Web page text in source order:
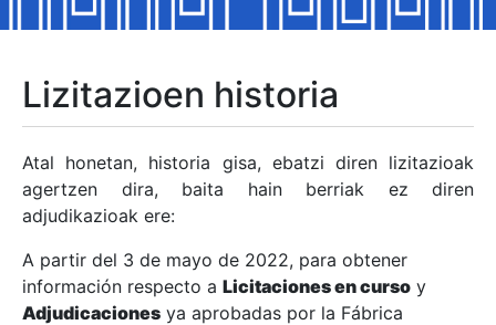
Erakutsi/Ezkutatu
Erakutsi/Ezkutatu
Erakutsi/Ezkutatu
Erakutsi/Ezkutatu
Lizitazioen historia
Atal honetan, historia gisa, ebatzi diren lizitazioak
agertzen dira, baita hain berriak ez diren
adjudikazioak ere:
A partir del 3 de mayo de 2022, para obtener
información respecto a Licitaciones en curso y
Adjudicaciones ya aprobadas por la Fábrica